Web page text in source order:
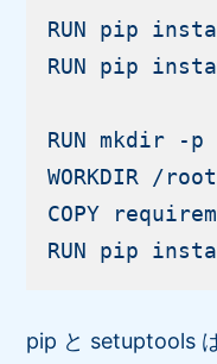
RUN pip
RUN pip
RUN mkdir -
WORKDIR /
COPY
pip と setuptools